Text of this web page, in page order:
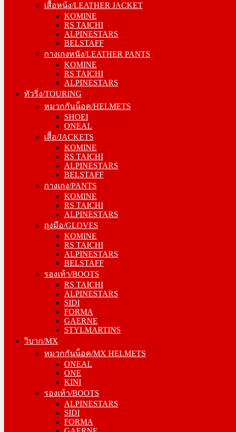
เสื้อหน้ง/LEATHER JACKET
KOMINE
RS TAICHI
ALPINESTARS
BELSTAFF
กางเกงหนัง/LEATHER PANTS
KOMINE
RS TAICHI
ALPINESTARS
ทัวริ่ง/TOURING
หมวกกันน็อค/HELMETS
SHOEI
ONEAL
เสื้อ/JACKETS
KOMINE
RS TAICHI
ALPINESTARS
BELSTAFF
กางเกง/PANTS
KOMINE
RS TAICHI
ALPINESTARS
ถุงมือ/GLOVES
KOMINE
RS TAICHI
ALPINESTARS
BELSTAFF
รองเท้า/BOOTS
RS TAICHI
ALPINESTARS
SIDI
FORMA
GAERNE
STYLMARTINS
วิบาก/MX
หมวกกันน็อค/MX HELMETS
ONEAL
ONE
KINI
รองเท้า/BOOTS
ALPINESTARS
SIDI
FORMA
KOMINE
RS TAICHI
ALPINESTARS
BELSTAFF
กางเกงหนัง/LEATHER PANTS
KOMINE
RS TAICHI
ALPINESTARS
ทัวริ่ง/TOURING
หมวกกันน็อค/HELMETS
SHOEI
ONEAL
เสื้อ/JACKETS
KOMINE
RS TAICHI
ALPINESTARS
BELSTAFF
กางเกง/PANTS
KOMINE
RS TAICHI
ALPINESTARS
ถุงมือ/GLOVES
KOMINE
RS TAICHI
ALPINESTARS
BELSTAFF
รองเท้า/BOOTS
RS TAICHI
ALPINESTARS
SIDI
FORMA
GAERNE
STYLMARTINS
วิบาก/MX
หมวกกันน็อค/MX HELMETS
ONEAL
ONE
KINI
รองเท้า/BOOTS
ALPINESTARS
SIDI
FORMA
GAERNE